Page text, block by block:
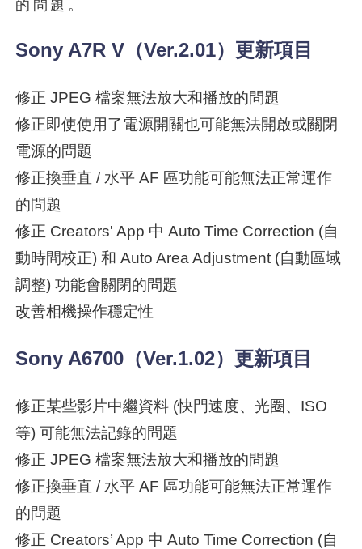
的問題。
Sony A7R V（Ver.2.01）更新項目
修正 JPEG 檔案無法放大和播放的問題
修正即使使用了電源開關也可能無法開啟或關閉
電源的問題
修正換垂直 / 水平 AF 區功能可能無法正常運作
的問題
修正 Creators' App 中 Auto Time Correction (自
動時間校正) 和 Auto Area Adjustment (自動區域
調整) 功能會關閉的問題
改善相機操作穩定性
Sony A6700（Ver.1.02）更新項目
修正某些影片中繼資料 (快門速度、光圈、ISO
等) 可能無法記錄的問題
修正 JPEG 檔案無法放大和播放的問題
修正換垂直 / 水平 AF 區功能可能無法正常運作
的問題
修正 Creators’ App 中 Auto Time Correction (自